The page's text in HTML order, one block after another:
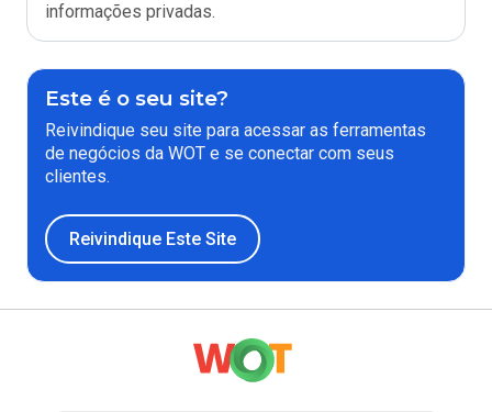
informações privadas.
Este é o seu site?
Reivindique seu site para acessar as ferramentas
de negócios da WOT e se conectar com seus
clientes.
Reivindique Este Site